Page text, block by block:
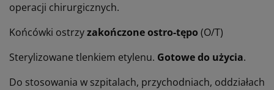
operacji chirurgicznych.
Końcówki ostrzyzakończone ostro-tępo (O/T)
Sterylizowane tlenkiem etylenu. Gotowe do użycia.
Do stosowania w szpitalach, przychodniach, oddziałach